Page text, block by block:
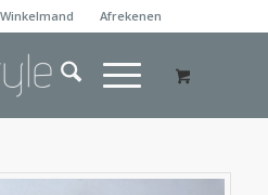
Winkelmand Afrekenen